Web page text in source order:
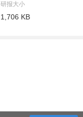
研报大小
1,706 KB